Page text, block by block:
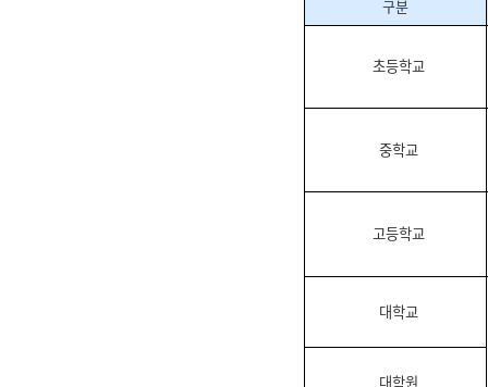
구분
초등학교
중학교
고등학교
대학교
대학원